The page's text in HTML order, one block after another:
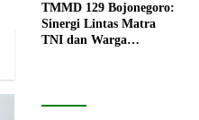
TMMD 129 Bojonegoro:
Sinergi Lintas Matra
TNI dan Warga